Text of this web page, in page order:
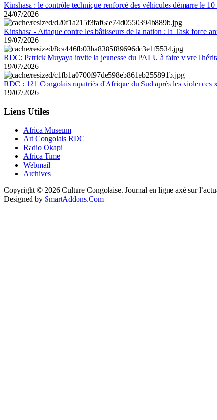
Kinshasa : le contrôle technique renforcé des véhicules démarre le 10
24/07/2026
Kinshasa - Attaque contre les bâtisseurs de la nation : la Task force
19/07/2026
RDC: Patrick Muyaya invite la jeunesse du PALU à faire vivre
19/07/2026
RDC : 121 Congolais rapatriés d'Afrique du Sud après les violences
19/07/2026
Liens Utiles
Africa Museum
Art Congolais RDC
Radio Okapi
Africa Time
Webmail
Archives
Copyright © 2026 Culture Congolaise. Journal en ligne axé sur
Designed by SmartAddons.Com